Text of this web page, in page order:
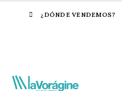
¿DÓNDE VENDEMOS?